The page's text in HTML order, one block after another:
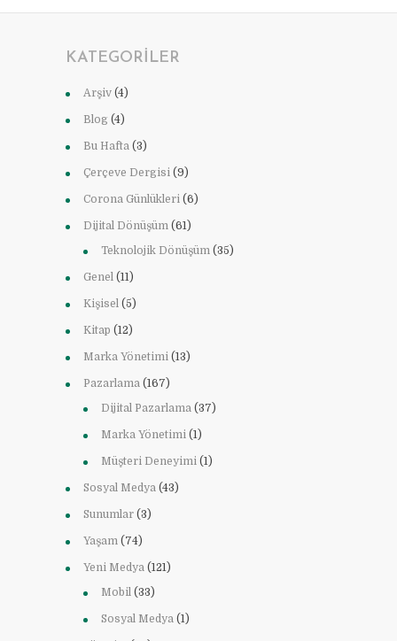
KATEGORILER
Arşiv (4)
Blog (4)
Bu Hafta (3)
Çerçeve Dergisi (9)
Corona Günlükleri (6)
Dijital Dönüşüm (61)
Teknolojik Dönüşüm (35)
Genel (11)
Kişisel (5)
Kitap (12)
Marka Yönetimi (13)
Pazarlama (167)
Dijital Pazarlama (37)
Marka Yönetimi (1)
Müşteri Deneyimi (1)
Sosyal Medya (43)
Sunumlar (3)
Yaşam (74)
Yeni Medya (121)
Mobil (33)
Sosyal Medya (1)